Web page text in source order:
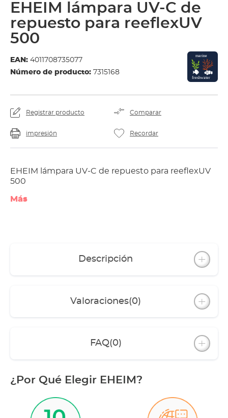
EHEIM lámpara UV-C de
repuesto para reeflexUV
500
EAN: 4011708735077
Número de producto: 7315168
Registrar producto Comparar
impresión Recordar
EHEIM lámpara UV-C de repuesto para reeflexUV
500
Más
Descripción
Valoraciones(0)
FAQ(0)
¿Por Qué Elegir EHEIM?